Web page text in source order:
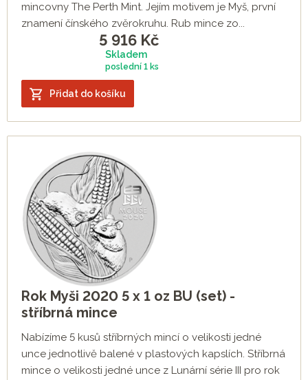
mincovny The Perth Mint. Jejím motivem je Myš, první
znamení čínského zvěrokruhu. Rub mince zo...
5 916 Kč
Skladem
poslední 1 ks
Přidat do košíku
Rok Myši 2020 5 x 1 oz BU (set) -
stříbrná mince
Nabízíme 5 kusů stříbrných mincí o velikosti jedné
unce jednotlivě balené v plastových kapslích. Stříbrná
mince o velikosti jedné unce z Lunární série III pro rok